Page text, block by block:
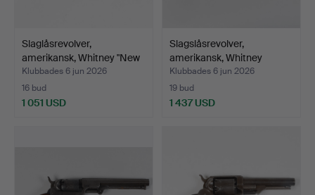
Slaglåsrevolver,
amerikansk, Whitney "New
…
Klubbades 6 jun 2026
16 bud
1 051 USD
Slagslåsrevolver,
amerikansk, Whitney
Pock…
Klubbades 6 jun 2026
19 bud
1 437 USD